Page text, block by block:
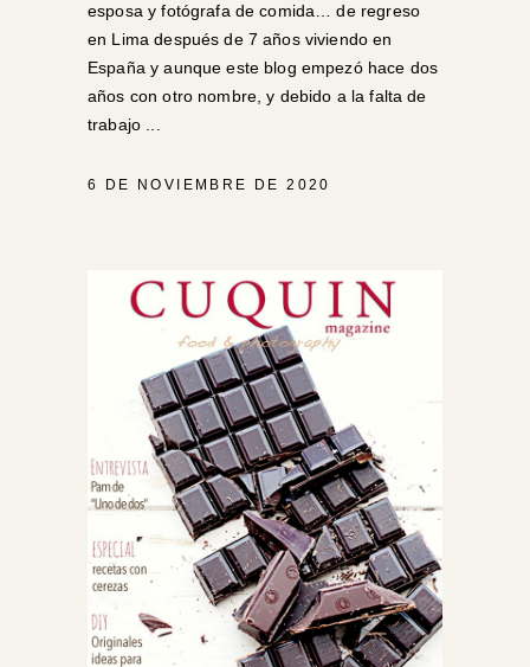
esposa y fotógrafa de comida… de regreso
en Lima después de 7 años viviendo en
España y aunque este blog empezó hace dos
años con otro nombre, y debido a la falta de
trabajo
6 DE NOVIEMBRE DE 2020